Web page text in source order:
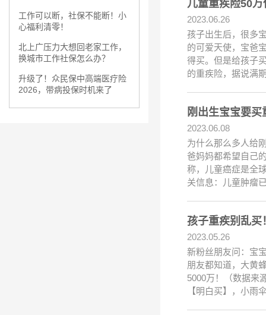
工作可以断，社保不能断！小
心福利清零！
北上广压力大想回老家工作，
换城市工作社保怎么办？
升级了！众民保中高端医疗险
2026，带病投保时机来了
2023.06.26
孩子出生后，很多
的可爱天使，宝爸
得买。但是给孩子
的重疾险，据说满
2023.06.08
为什么那么多人给
爸妈妈都希望自己
称，儿童癌症是全
关信息：儿童肿瘤
2023.05.26
新粉丝朋友问：宝
朋友都知道，大黄
5000万！（数据来
【明白买】，小雨